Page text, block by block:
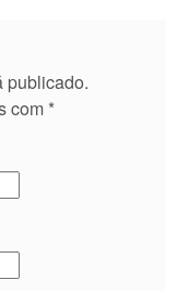
publicado.
com *